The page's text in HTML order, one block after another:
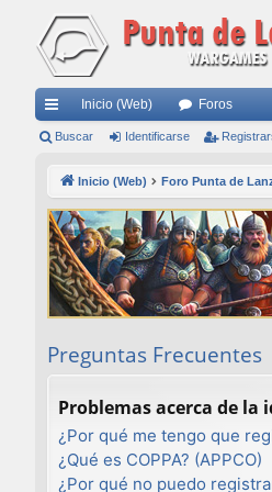
nl
rá
pi
do
Inicio (Web) Foros
Buscar Identificarse
Inicio (Web) Foro Punta de
Preguntas Frecuentes
Problemas acerca de
¿Por qué me tengo que
¿Qué es COPPA? (APPCO)
¿Por qué no puedo